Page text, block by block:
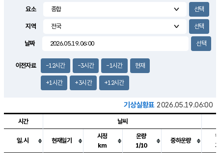
0.3m/s
14.5
요소
지역
날짜
이전자료 -12시간 -3시간 -1시간 현재
+1시간 +3시간 +12시간
기상실황표 2026.05.19.06:00
시간 날씨
일.시 현재일기
시정
km
운량
1/10
중하운량